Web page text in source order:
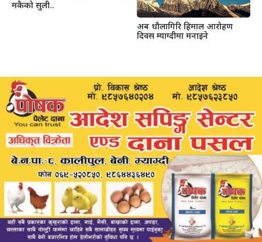
मकैको सुली..
अब धौलागिरि हिमाल आरोहण
दिवस म्याग्दीमा मनाइने